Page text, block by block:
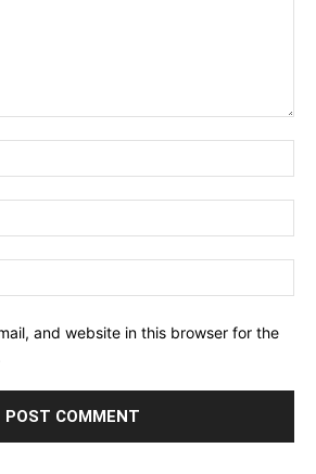
and website in this browser for the